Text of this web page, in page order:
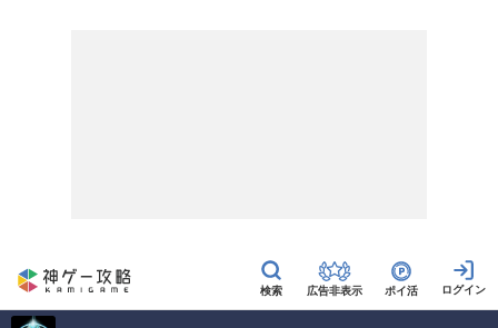
広告非表示 ポイ活